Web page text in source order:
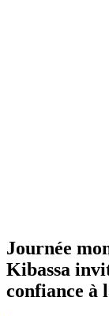
Journée
Kibassa
confiance à